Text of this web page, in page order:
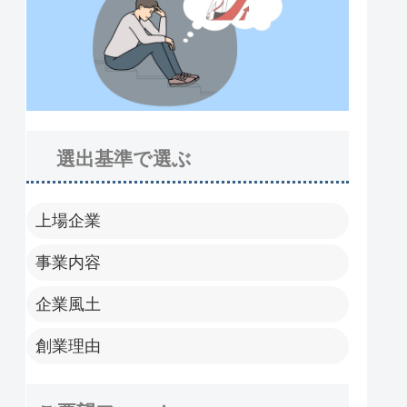
選出基準で選ぶ
上場企業
事業内容
企業風土
創業理由